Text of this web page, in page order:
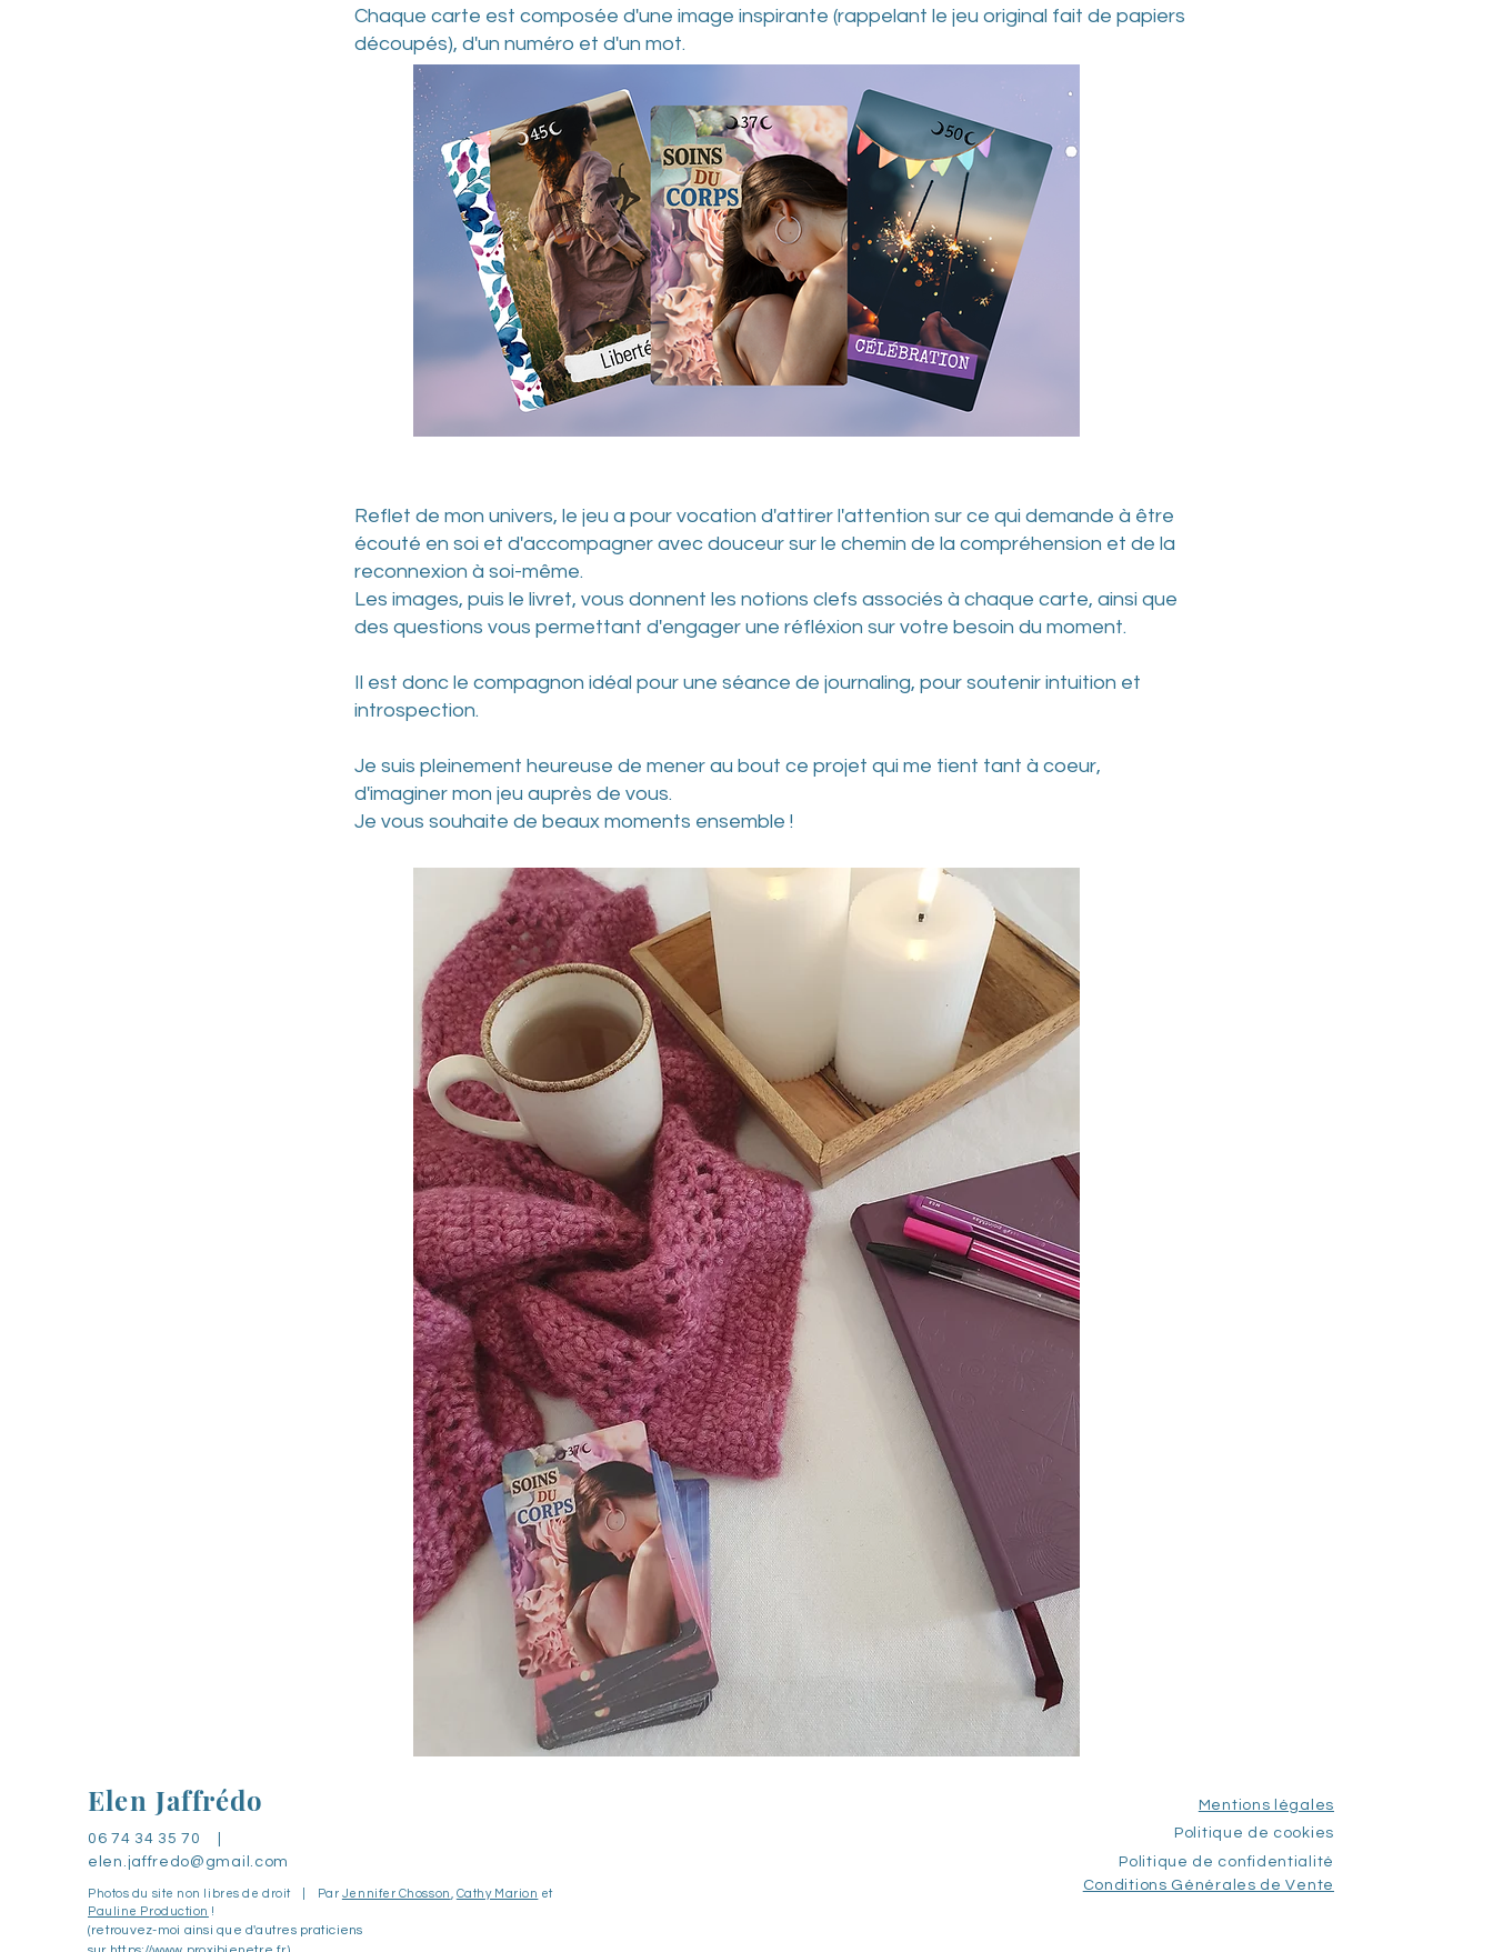
Chaque carte est composée d'une image inspirante (rappelant le jeu original fait de papiers
découpés), d'un numéro et d'un mot.
Reflet de mon univers, le jeu a pour vocation d'attirer l'attention sur ce qui demande à être
écouté en soi et d'accompagner avec douceur sur le chemin de la compréhension et de la
reconnexion à soi-même.
Les images, puis le livret, vous donnent les notions clefs associés à chaque carte, ainsi que
des questions vous permettant d'engager une réfléxion sur votre besoin du moment.
Il est donc le compagnon idéal pour une séance de journaling, pour soutenir intuition et
introspection.
Je suis pleinement heureuse de mener au bout ce projet qui me tient tant à coeur,
d'imaginer mon jeu auprès de vous.
Je vous souhaite de beaux moments ensemble !
Elen Jaffrédo
06 74 34 35 70 |
elen.jaffredo@gmail.com
Photos du site non libres de droit | Par Jennifer Chosson Cathy Marion et
Pauline Production !
(retrouvez-moi ainsi que d'autres praticiens
Mentions légales
Politique de cookies
Politique de confidentialité
Conditions Générales de Vente